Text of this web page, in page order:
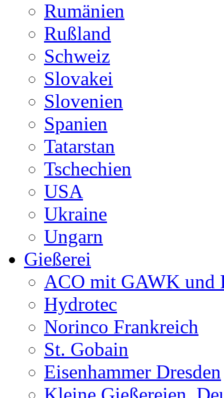
Rumänien
Rußland
Schweiz
Slovakei
Slovenien
Spanien
Tatarstan
Tschechien
USA
Ukraine
Ungarn
Gießerei
ACO mit GAWK und
Hydrotec
Norinco Frankreich
St. Gobain
Eisenhammer Dresden